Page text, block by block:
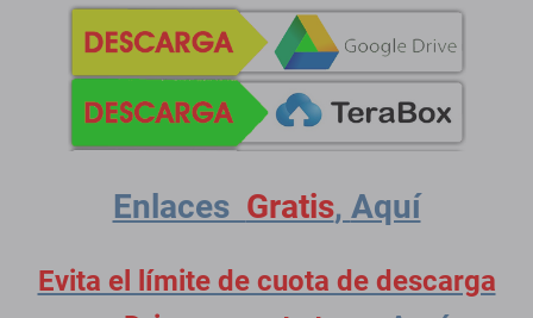
Enlaces Gratis, Aquí
Evita el límite de cuota de descarga